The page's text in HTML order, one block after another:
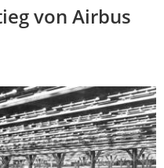
von Airbus